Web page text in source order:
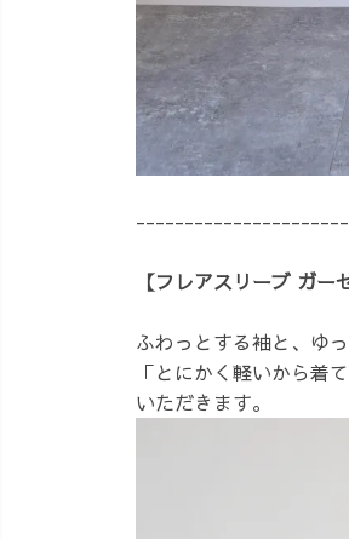
【フレアスリーブ ガ
ふわっとする袖と、ゆ
「とにかく軽いから着
いただきます。